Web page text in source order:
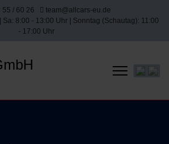
55 / 60 26
team@allcars-eu.de
Sa: 8:00 - 13:00 Uhr | Sonntag (Schautag): 11:00
- 17:00 Uhr